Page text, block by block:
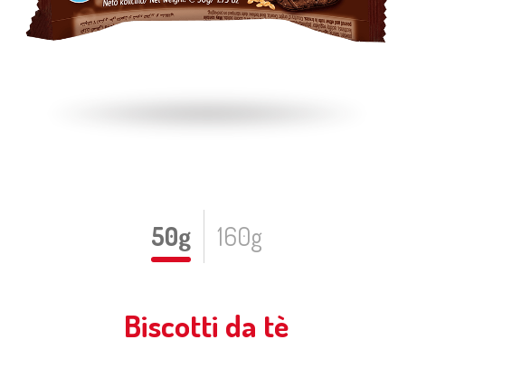
50g 160g
Biscotti da tè